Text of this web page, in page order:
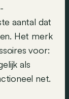
aantal dat
Het merk
voor:
als
net.